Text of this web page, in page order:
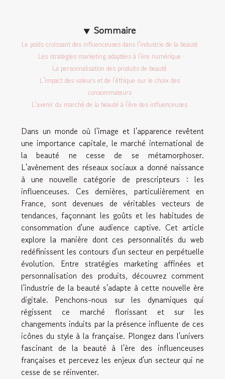
Sommaire
Le poids croissant des influenceuses dans l'industrie de la beauté
Les stratégies marketing adaptées à l'ère numérique
La personnalisation des produits de beauté
L'impact des valeurs et de l'éthique sur le choix des
consommateurs
L'avenir du marché de la beauté à l'ère des influenceuses
Dans un monde où l'image et l'apparence revêtent
une importance capitale, le marché international de
la beauté ne cesse de se métamorphoser.
L'avènement des réseaux sociaux a donné naissance
à une nouvelle catégorie de prescripteurs : les
influenceuses. Ces dernières, particulièrement en
France, sont devenues de véritables vecteurs de
tendances, façonnant les goûts et les habitudes de
consommation d'une audience captive. Cet article
explore la manière dont ces personnalités du web
redéfinissent les contours d'un secteur en perpétuelle
évolution. Entre stratégies marketing affinées et
personnalisation des produits, découvrez comment
l'industrie de la beauté s'adapte à cette nouvelle ère
digitale. Penchons-nous sur les dynamiques qui
régissent ce marché florissant et sur les
changements induits par la présence influente de ces
icônes du style à la française. Plongez dans l'univers
fascinant de la beauté à l'ère des influenceuses
françaises et percevez les enjeux d'un secteur qui ne
cesse de se réinventer.